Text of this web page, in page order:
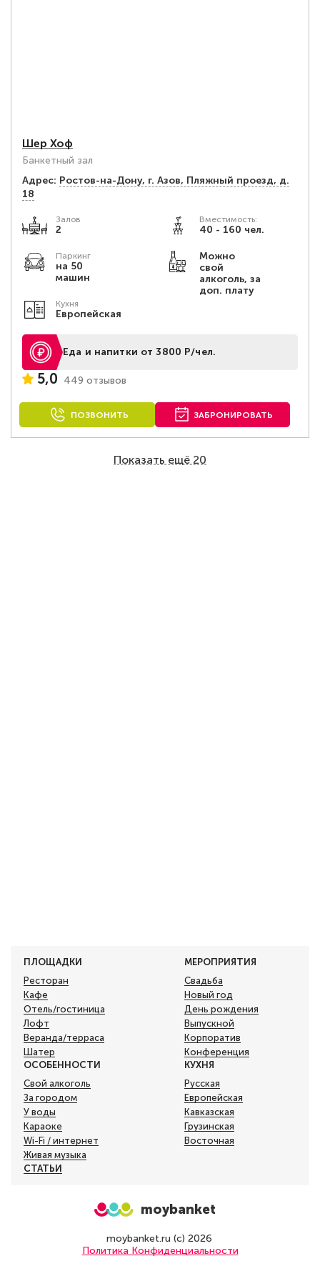
Шер Хоф
Банкетный зал
Адрес: Ростов-на-Дону, г. Азов, Пляжный проезд, д.
18
Залов
2
Вместимость:
40 - 160 чел.
Паркинг
на 50
машин
Можно
свой
алкоголь, за
доп. плату
Кухня
Европейская
Еда и напитки от 3800 Р/чел.
5,0 449 отзывов
ПОЗВОНИТЬ ЗАБРОНИРОВАТЬ
Показать ещё 20
ПЛОЩАДКИ
Ресторан
Кафе
Отель/гостиница
Лофт
Веранда/терраса
Шатер
МЕРОПРИЯТИЯ
Свадьба
Новый год
День рождения
Выпускной
Корпоратив
Конференция
ОСОБЕННОСТИ
Свой алкоголь
За городом
У воды
Караоке
Wi-Fi / интернет
Живая музыка
КУХНЯ
Русская
Европейская
Кавказская
Грузинская
Восточная
СТАТЬИ
moybanket
moybanket.ru (с) 2026
Политика Конфиденциальности